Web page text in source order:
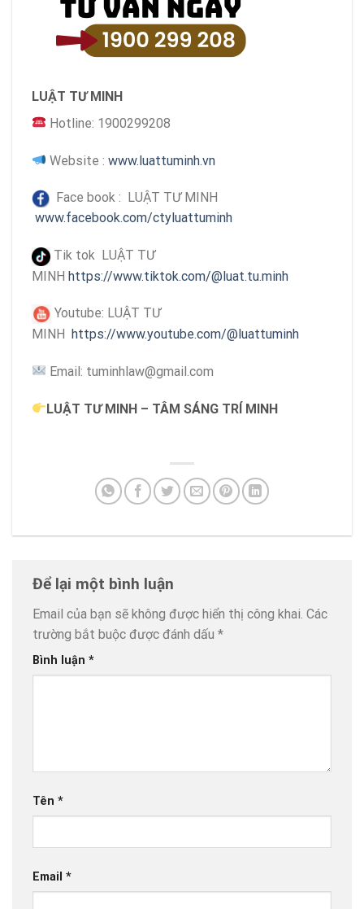
LUẬT TƯ MINH
Hotline: 1900299208
Website :www.luattuminh.vn
Face book : LUẬT TƯ MINH
www.facebook.com/ctyluattuminh
Tik tok LUẬT TƯ
MINH https://www.tiktok.com/@luat.tu.minh
Youtube: LUẬT TƯ
MINH https://www.youtube.com/@luattuminh
Email: tuminhlaw@gmail.com
LUẬT TƯ MINH – TÂM SÁNG TRÍ MINH
Để lại một bình luận
Email của bạn sẽ không được hiển thị công khai. Các
trường bắt buộc được đánh dấu *
Bình luận *
Tên *
Email *